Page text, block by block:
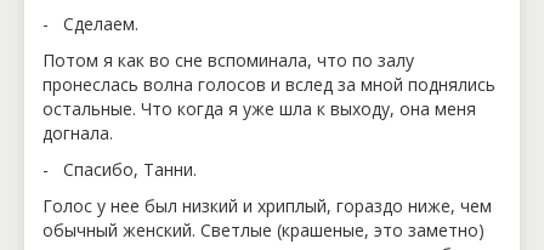
- Сделаем.
Потом я как во сне вспоминала, что по залу
пронеслась волна голосов и вслед за мной поднялись
остальные. Что когда я уже шла к выходу, она меня
догнала.
- Спасибо, Танни.
Голос у нее был низкий и хриплый, гораздо ниже, чем
обычный женский. Светлые (крашеные, это заметно)